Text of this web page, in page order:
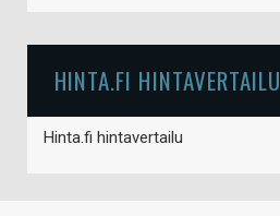
HINTA.FI HINTAVERTAILU
Hinta.fi hintavertailu